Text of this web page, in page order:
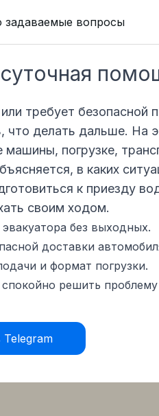
задаваемые вопросы
требует безопасной
делать дальше. На
погрузке,
в каких
к приезду
своим ходом.
без выходных.
доставки
и формат погрузки.
решить